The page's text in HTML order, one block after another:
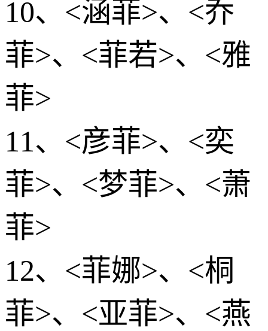
10、<涵菲>、<乔
菲>、<菲若>、<雅
菲>
11、<彦菲>、<奕
菲>、<梦菲>、<萧
菲>
12、<菲娜>、<桐
菲>、<亚菲>、<燕